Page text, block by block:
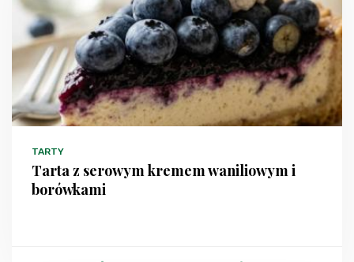
TARTY
Tarta z serowym kremem waniliowym i
borówkami